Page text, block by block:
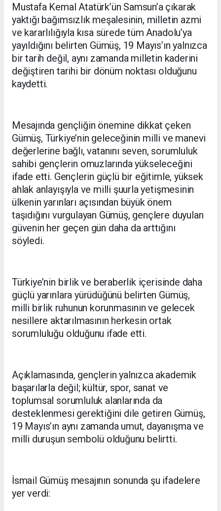
Mustafa Kemal Atatürk’ün Samsun’a çıkarak
yaktığı bağımsızlık meşalesinin, milletin azmi
ve kararlılığıyla kısa sürede tüm Anadolu’ya
yayıldığını belirten Gümüş, 19 Mayıs’ın yalnızca
bir tarih değil, aynı zamanda milletin kaderini
değiştiren tarihi bir dönüm noktası olduğunu
kaydetti.
Mesajında gençliğin önemine dikkat çeken
Gümüş, Türkiye’nin geleceğinin milli ve manevi
değerlerine bağlı, vatanını seven, sorumluluk
sahibi gençlerin omuzlarında yükseleceğini
ifade etti. Gençlerin güçlü bir eğitimle, yüksek
ahlak anlayışıyla ve milli şuurla yetişmesinin
ülkenin yarınları açısından büyük önem
taşıdığını vurgulayan Gümüş, gençlere duyulan
güvenin her geçen gün daha da arttığını
söyledi.
Türkiye’nin birlik ve beraberlik içerisinde daha
güçlü yarınlara yürüdüğünü belirten Gümüş,
milli birlik ruhunun korunmasının ve gelecek
nesillere aktarılmasının herkesin ortak
sorumluluğu olduğunu ifade etti.
Açıklamasında, gençlerin yalnızca akademik
başarılarla değil; kültür, spor, sanat ve
toplumsal sorumluluk alanlarında da
desteklenmesi gerektiğini dile getiren Gümüş,
19 Mayıs’ın aynı zamanda umut, dayanışma ve
milli duruşun sembolü olduğunu belirtti.
İsmail Gümüş mesajının sonunda şu ifadelere
yer verdi: